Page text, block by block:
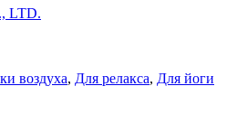
LTD.
воздуха, Для релакса, Для йоги